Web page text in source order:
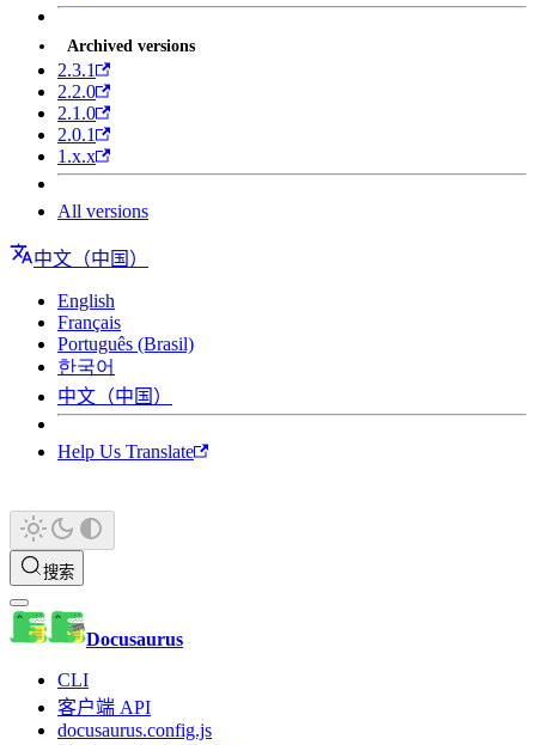
Archived versions
2.3.1
2.2.0
2.1.0
2.0.1
1.x.x
All versions
中文（中国）
English
Français
Português (Brasil)
한국어
中文（中国）
Help Us Translate
搜索
Docusaurus
CLI
客户端 API
docusaurus.config.js